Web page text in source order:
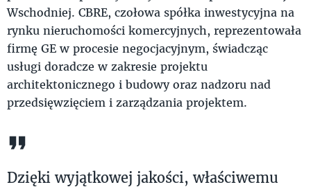
Wschodniej. CBRE, czołowa spółka inwestycyjna na
rynku nieruchomości komercyjnych, reprezentowała
firmę GE w procesie negocjacyjnym, świadcząc
usługi doradcze w zakresie projektu
architektonicznego i budowy oraz nadzoru nad
przedsięwzięciem i zarządzania projektem.
Dzięki wyjątkowej jakości, właściwemu